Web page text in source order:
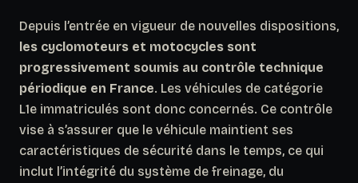
Depuis l’entrée en vigueur de nouvelles dispositions,
les cyclomoteurs et motocycles sont
progressivement soumis au contrôle technique
périodique en France. Les véhicules de catégorie
L1e immatriculés sont donc concernés. Ce contrôle
vise à s’assurer que le véhicule maintient ses
caractéristiques de sécurité dans le temps, ce qui
inclut l’intégrité du système de freinage, du